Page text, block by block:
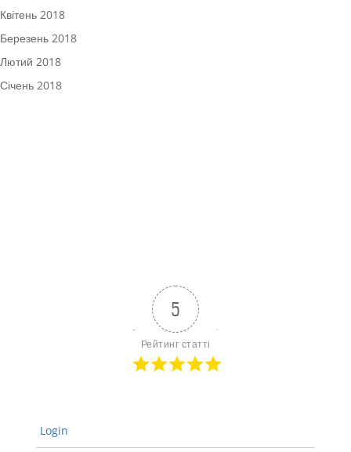
Квітень 2018
Березень 2018
Лютий 2018
Січень 2018
5
Рейтинг статті
Login